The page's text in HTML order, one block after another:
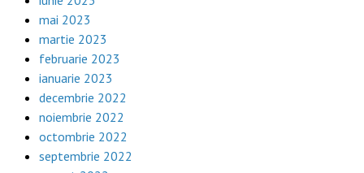
mai 2023
martie 2023
februarie 2023
ianuarie 2023
decembrie 2022
noiembrie 2022
octombrie 2022
septembrie 2022